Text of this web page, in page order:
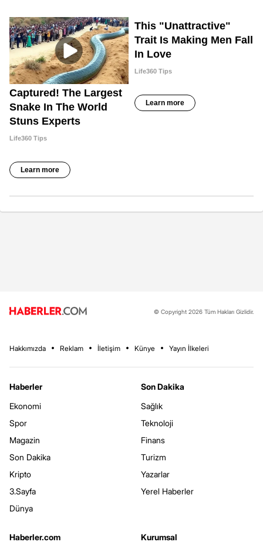
© Copyright 2026 Tüm Hakları Gizlidir.
Hakkımızda Reklam İletişim Künye Yayın İlkeleri
Haberler
Ekonomi
Spor
Magazin
Son Dakika
Kripto
3.Sayfa
Dünya
Son Dakika
Sağlık
Teknoloji
Finans
Turizm
Yazarlar
Yerel Haberler
Haberler.com
Kurumsal